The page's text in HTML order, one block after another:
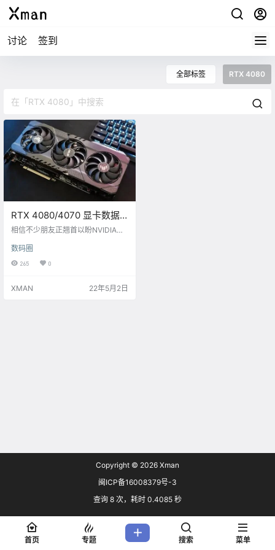
讨论 签到
全部标签 RTX 4080
RTX 4080/4070 显卡数据
曝光：性能强劲，功耗巨大
相信不少朋友正翘首以盼NVIDIA的
opite7kimi给出了RTX 4080和RTX
4070的部分详细参数，至少从显存
心，配16GB GDDR6X显存，显存速
数码圈
265 0
XMAN 22年5月2日
Copyright © 2026 Xman
闽ICP备16008379号-3
查询 8 次，耗时 0.4085 秒
首页 专题 搜索 菜单